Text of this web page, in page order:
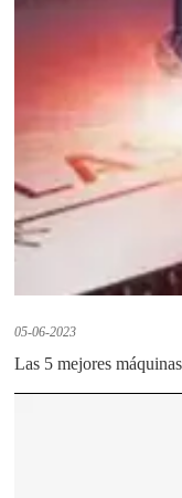
05-06-2023
Las 5 mejores